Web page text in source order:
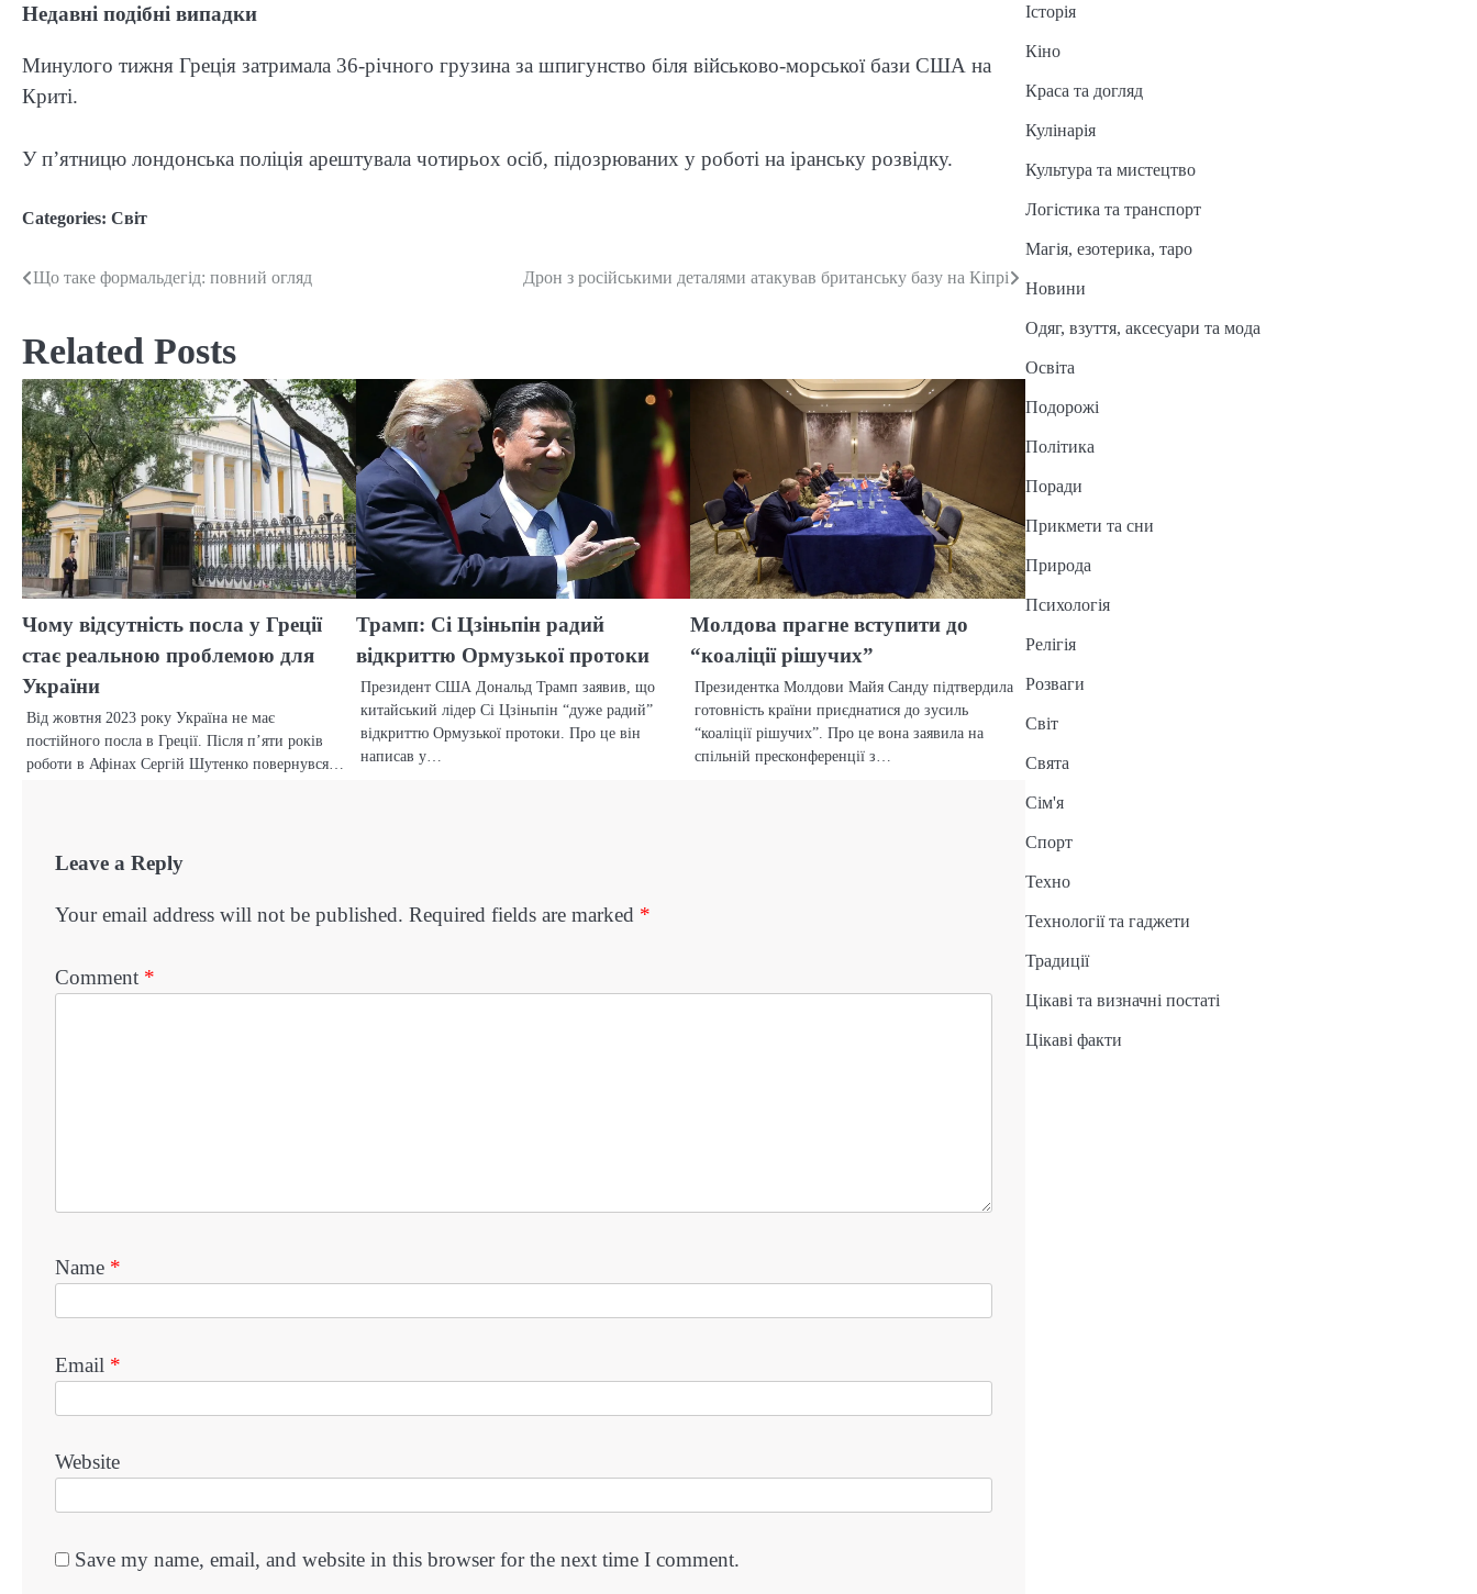
Недавні подібні випадки
Минулого тижня Греція затримала 36-річного грузина за шпигунство біля військово-морської бази США на
Криті.
У п’ятницю лондонська поліція арештувала чотирьох осіб, підозрюваних у роботі на іранську розвідку.
Categories: Світ
Post
Що таке формальдегід: повний огляд Дрон з російськими деталями атакував британську базу на Кіпрі
Related Posts
Чому відсутність посла у Греції
стає реальною проблемою для
України
Від жовтня 2023 року Україна не має
постійного посла в Греції. Після п’яти років
роботи в Афінах Сергій Шутенко повернувся…
Трамп: Сі Цзіньпін радий
відкриттю Ормузької протоки
Президент США Дональд Трамп заявив, що
китайський лідер Сі Цзіньпін “дуже радий”
відкриттю Ормузької протоки. Про це він
написав у…
Молдова прагне вступити до
“коаліції рішучих”
Президентка Молдови Майя Санду підтвердила
готовність країни приєднатися до зусиль
“коаліції рішучих”. Про це вона заявила на
спільній пресконференції з…
Leave a Reply
Your email address will not be published. Required fields are marked *
Comment *
Name *
Email *
Website
Save my name, email, and website in this browser for the next time I comment.
Історія
Кіно
Краса та догляд
Кулінарія
Культура та мистецтво
Логістика та транспорт
Магія, езотерика, таро
Новини
Одяг, взуття, аксесуари та мода
Освіта
Подорожі
Політика
Поради
Прикмети та сни
Природа
Психологія
Релігія
Розваги
Світ
Свята
Сім'я
Спорт
Техно
Технології та гаджети
Традиції
Цікаві та визначні постаті
Цікаві факти